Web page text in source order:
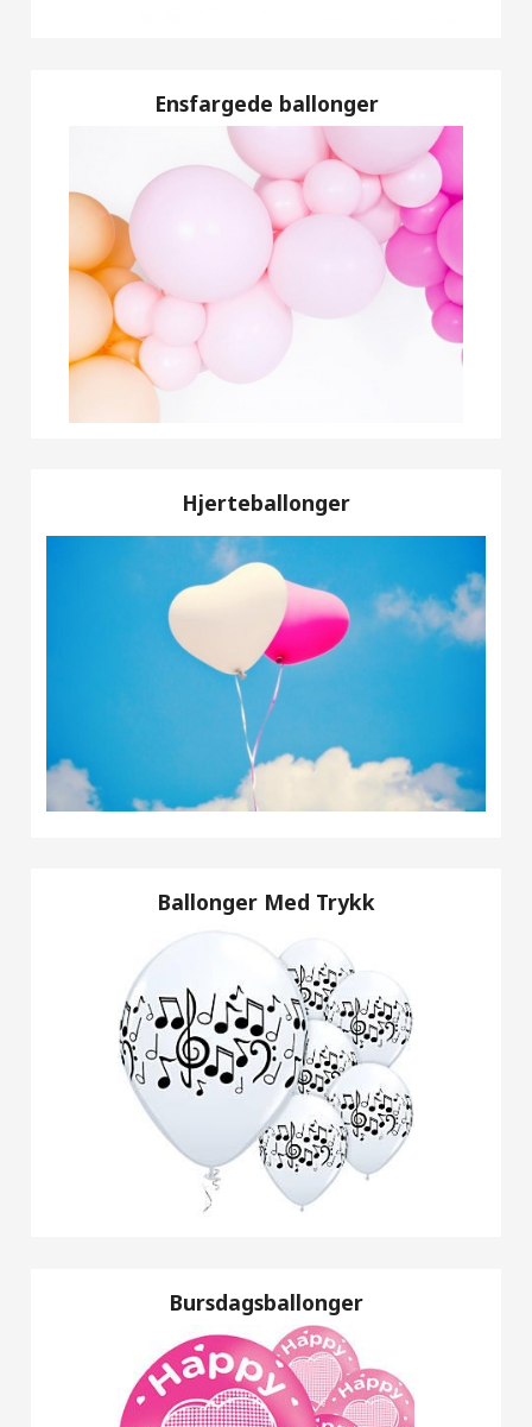
Ensfargede ballonger
Hjerteballonger
Ballonger Med Trykk
Bursdagsballonger